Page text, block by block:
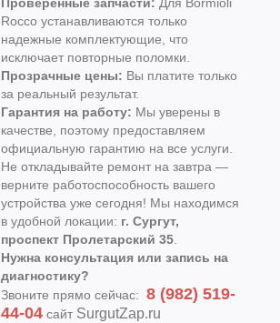
Rocco устанавливаются только
надежные комплектующие, что
исключает повторные поломки.
Прозрачные цены: Вы платите только
за реальный результат.
Гарантия на работу: Мы уверены в
качестве, поэтому предоставляем
официальную гарантию на все услуги.
Не откладывайте ремонт на завтра —
верните работоспособность вашего
устройства уже сегодня! Мы находимся
в удобной локации: г. Сургут,
проспект Пролетарский 35
Нужна консультация или запись на
диагностику?
Звоните прямо сейчас: 8 (982) 519-
44-04 сайт SurgutZap.ru